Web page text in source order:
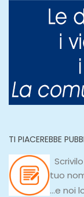
TI PIACEREBBE
tuo
...e noi